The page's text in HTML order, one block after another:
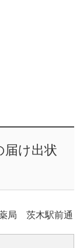
け出状
局 茨木駅前通